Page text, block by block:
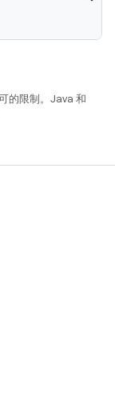
的限制。Java 和